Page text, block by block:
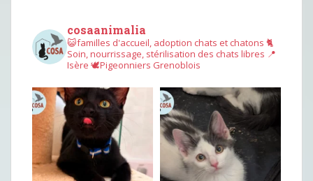
cosaanimalia
😺familles d'accueil, adoption chats et chatons 🐈
Soin, nourrissage, stérilisation des chats libres 📍
Isère 🕊︎Pigeonniers Grenoblois